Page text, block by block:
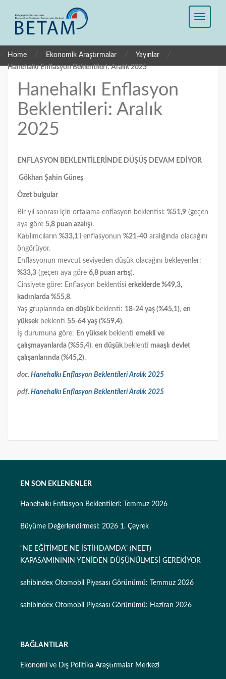
Home / Ekonomik Araştırmalar / Yayınlar /
Hanehalkı Enflasyon Beklentileri: Aralık 2025
Hanehalkı Enflasyon
Beklentileri: Aralık
2025
ENFLASYON BEKLENTİLERİNDE DÜŞÜŞ DEVAM EDİYOR
Gökhan Şahin Güneş
Özet bulgular
Bir yıl sonrası için ortalama enflasyon beklentisi: %51,9 (geçen
aya göre 5,8 puan azalış).
Katılımcıların %33,1’i enflasyonun %21-40 aralığında olacağını
öngörüyor.
Enflasyonun mevcut seviyeden düşük olacağını bekleyenler:
%33,3 (geçen aya göre 6,8 puan artış).
Cinsiyete göre: Enflasyon beklentisi erkeklerde %49,3,
kadınlarda %55,8.
Yaş gruplarında en düşükbeklenti: 18-24 yaş (%45,1), en
yüksekbeklenti 55-64 yaş (%59,4).
İş durumuna göre: En yüksekbeklenti emekli ve
çalışmayanlarda (%55,4), en düşük beklenti maaşlı devlet
çalışanlarında (%45,2).
doc. Hanehalkı Enflasyon Beklentileri Aralık 2025
pdf. Hanehalkı Enflasyon Beklentileri Aralık 2025
EN SON EKLENENLER
Hanehalkı Enflasyon Beklentileri: Temmuz 2026
Büyüme Değerlendirmesi: 2026 1. Çeyrek
“NE EĞİTİMDE NE İSTİHDAMDA” (NEET)
KAPASAMINININ YENİDEN DÜŞÜNÜLMESİ GEREKİYOR
sahibindex Otomobil Piyasası Görünümü: Temmuz 2026
sahibindex Otomobil Piyasası Görünümü: Haziran 2026
BAĞLANTILAR
Ekonomi ve Dış Politika Araştırmalar Merkezi